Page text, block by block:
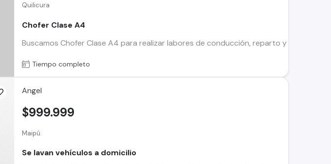
Quilicura
Chofer Clase A4
Buscamos Chofer Clase A4 para realizar labores de conducción, reparto y apoyo
Tiempo completo
Angel
Maipú
Se lavan vehículos a domicilio
$999.999